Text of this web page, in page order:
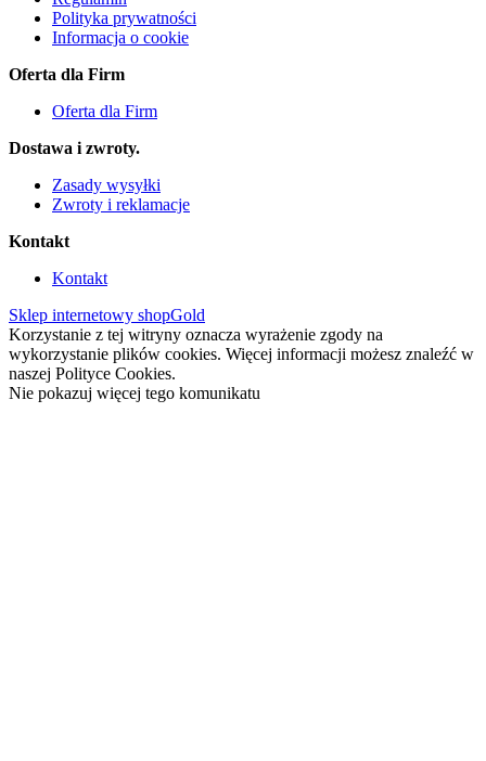
Polityka prywatności
Informacja o cookie
Oferta dla Firm
Oferta dla Firm
Dostawa i zwroty.
Zasady wysyłki
Zwroty i reklamacje
Kontakt
Kontakt
Sklep internetowy shopGold
Korzystanie z tej witryny oznacza wyrażenie zgody na
wykorzystanie plików cookies. Więcej informacji możesz znaleźć w
naszej Polityce Cookies.
Nie pokazuj więcej tego komunikatu